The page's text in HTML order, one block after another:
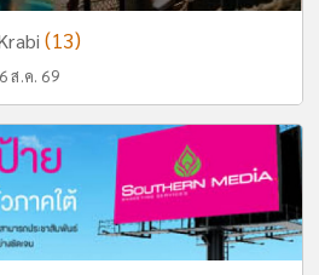
(13)
ส.ค. 69